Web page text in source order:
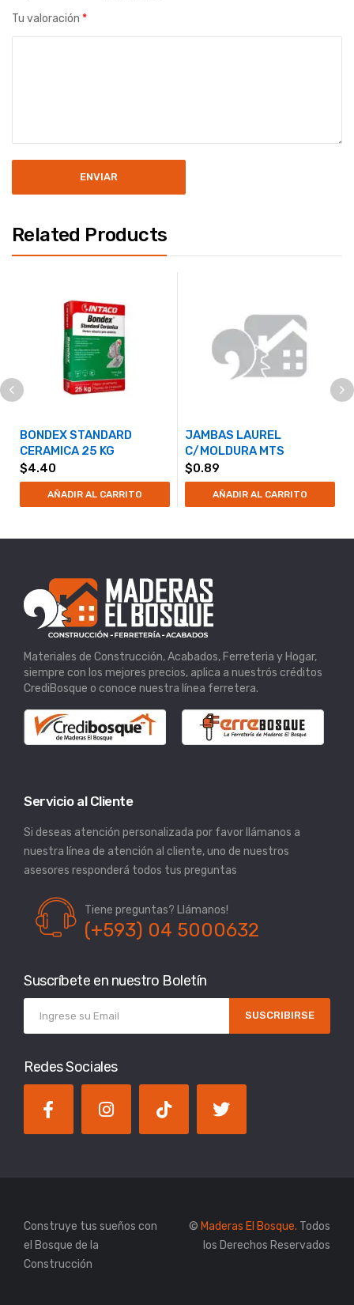
Tu valoración *
Related Products
BONDEX STANDARD
CERAMICA 25 KG
$4.40
AÑADIR AL CARRITO
JAMBAS LAUREL
C/MOLDURA MTS
$0.89
AÑADIR AL CARRITO
Materiales de Construcción, Acabados, Ferreteria y Hogar,
siempre con los mejores precios, aplica a nuestrós créditos
CrediBosque o conoce nuestra línea ferretera.
Servicio al Cliente
Si deseas atención personalizada por favor llámanos a
nuestra línea de atención al cliente, uno de nuestros
asesores responderá todos tus preguntas
Tiene preguntas? Llámanos!
(+593) 04 5000632
Suscríbete en nuestro Boletín
SUSCRIBIRSE
Redes Sociales
Construye tus sueños con
el Bosque de la
Construcción
© Maderas El Bosque. Todos
los Derechos Reservados